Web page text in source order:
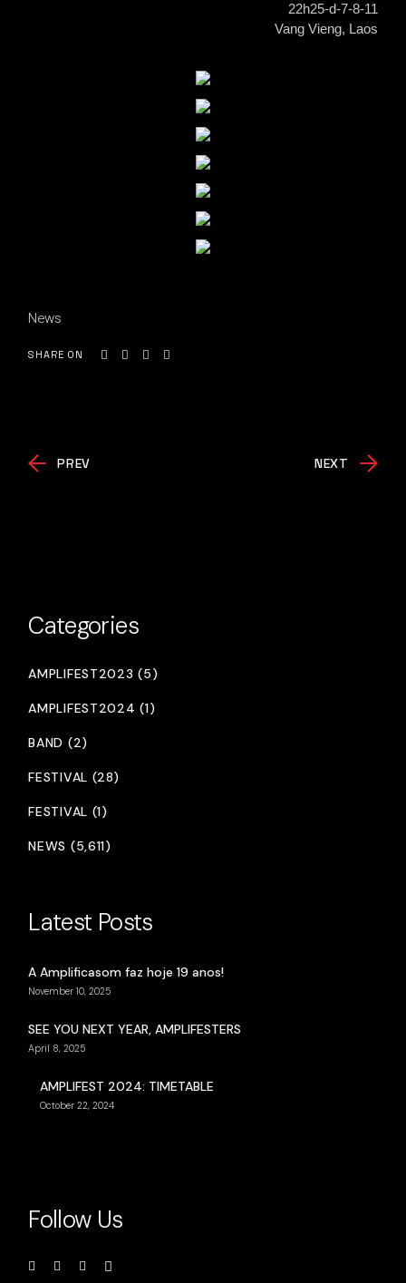
22h25-d-7-8-11
Vang Vieng, Laos
News
SHARE ON
PREV NEXT
Categories
AMPLIFEST2023 (5)
AMPLIFEST2024 (1)
BAND (2)
FESTIVAL (28)
FESTIVAL (1)
NEWS (5,611)
Latest Posts
A Amplificasom faz hoje 19 anos!
November 10, 2025
SEE YOU NEXT YEAR, AMPLIFESTERS
April 8, 2025
AMPLIFEST 2024: TIMETABLE
October 22, 2024
Follow Us